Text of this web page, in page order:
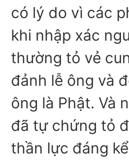
có lý do vì các
khi nhập xác
thường tỏ vẻ
đảnh lễ ông và
ông là Phật. Và
đã tự chứng tỏ
thần lực đáng